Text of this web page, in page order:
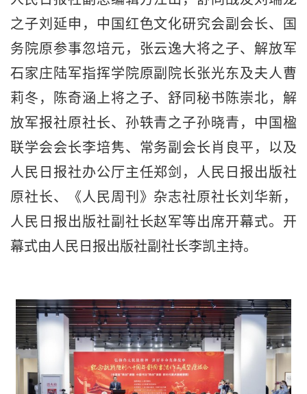
之子刘延申，中国红色文化研究会副会长、国
务院原参事忽培元，张云逸大将之子、解放军
石家庄陆军指挥学院原副院长张光东及夫人曹
莉冬，陈奇涵上将之子、舒同秘书陈崇北，解
放军报社原社长、孙轶青之子孙晓青，中国楹
联学会会长李培隽、常务副会长肖良平，以及
人民日报社办公厅主任郑剑，人民日报出版社
原社长、《人民周刊》杂志社原社长刘华新，
人民日报出版社副社长赵军等出席开幕式。开
幕式由人民日报出版社副社长李凯主持。